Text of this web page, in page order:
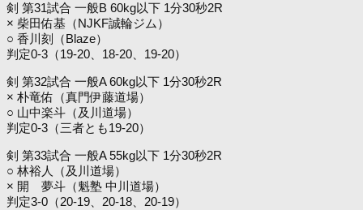
剣 第31試合 一般B 60kg以下 1分30秒2R
× 柴田佑基（NJKF誠輪ジム）
○ 香川刻（Blaze）
判定0-3（19-20、18-20、19-20）
剣 第32試合 一般A 60kg以下 1分30秒2R
× 朴竜佑（真門伊藤道場）
○ 山中楽斗（及川道場）
判定0-3（三者とも19-20）
剣 第33試合 一般A 55kg以下 1分30秒2R
○ 林裕人（及川道場）
× 開 夢斗（魁塾 中川道場）
判定3-0（20-19、20-18、20-19）